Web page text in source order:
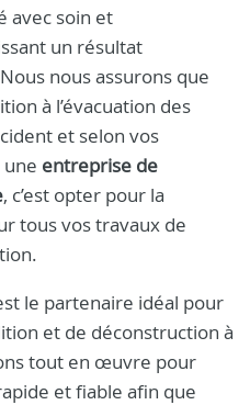
avec soin et
un résultat
nous assurons que
à l’évacuation des
et selon vos
entreprise de
, c’est opter pour la
tous vos travaux de
le partenaire idéal pour
et de déconstruction à
tout en œuvre pour
et fiable afin que